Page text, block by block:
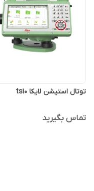
توتال استیشن لایکا ts10
تماس بگیرید